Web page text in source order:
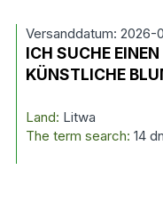
Versanddatum: 2026-
ICH SUCHE
KÜNSTLICHE
Land: Litwa
The term search: 14